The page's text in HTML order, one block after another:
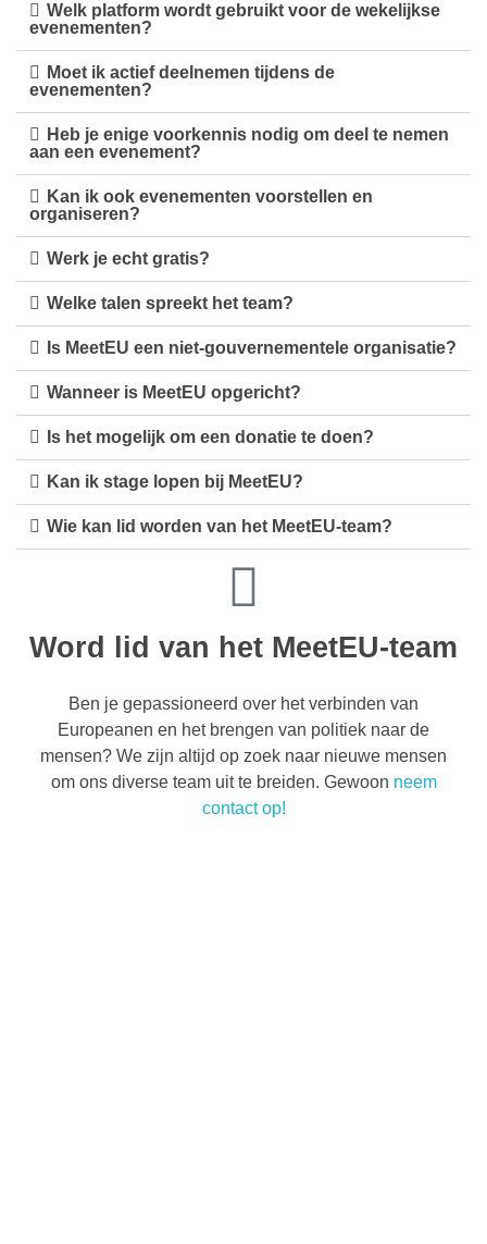
Welk platform wordt gebruikt voor de wekelijkse
evenementen?
Moet ik actief deelnemen tijdens de
evenementen?
Heb je enige voorkennis nodig om deel te nemen
aan een evenement?
Kan ik ook evenementen voorstellen en
organiseren?
Werk je echt gratis?
Welke talen spreekt het team?
Is MeetEU een niet-gouvernementele organisatie?
Wanneer is MeetEU opgericht?
Is het mogelijk om een donatie te doen?
Kan ik stage lopen bij MeetEU?
Wie kan lid worden van het MeetEU-team?
Word lid van het MeetEU-team
Ben je gepassioneerd over het verbinden van
Europeanen en het brengen van politiek naar de
mensen? We zijn altijd op zoek naar nieuwe mensen
om ons diverse team uit te breiden. Gewoon neem
contact op!